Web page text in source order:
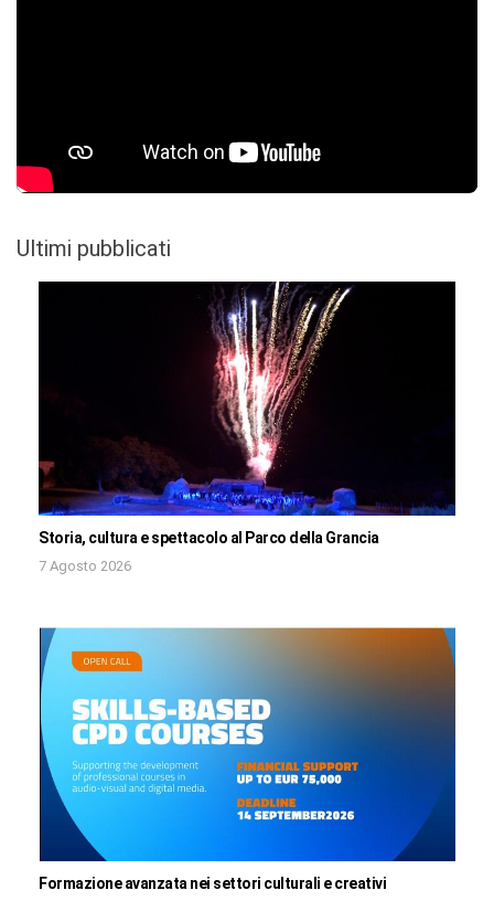
Ultimi pubblicati
Storia, cultura e spettacolo al Parco della Grancia
7 Agosto 2026
Formazione avanzata nei settori culturali e creativi